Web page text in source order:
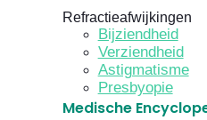
Refractieafwijkingen
Bijziendheid
Verziendheid
Astigmatisme
Presbyopie
Medische